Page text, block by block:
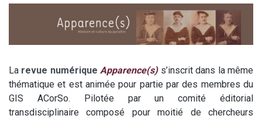
La revue numérique Apparence(s)s’inscrit dans la même
thématique et est animée pour partie par des membres du
GIS ACorSo. Pilotée par un comité éditorial
transdisciplinaire composé pour moitié de chercheurs